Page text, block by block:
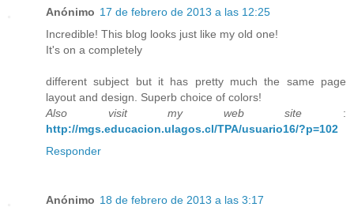
Anónimo 17 de febrero de 2013 a las 12:25
Incredible! This blog looks just like my old one!
It's on a completely
different subject but it has pretty much the same page
layout and design. Superb choice of colors!
Also visit my web site :
http://mgs.educacion.ulagos.cl/TPA/usuario16/?p=102
Responder
Anónimo 18 de febrero de 2013 a las 3:17